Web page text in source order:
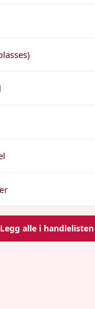
Legg alle i handlelisten